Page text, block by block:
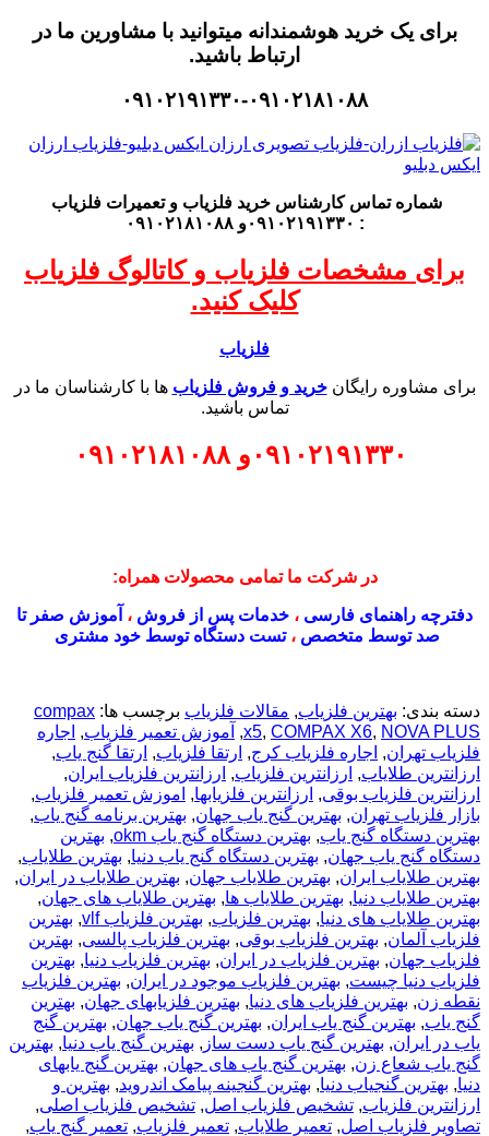
برای یک خرید هوشمندانه میتوانید با مشاورین ما در
ارتباط باشید.
۰۹۱۰۲۱۹۱۳۳۰-۰۹۱۰۲۱۸۱۰۸۸
شماره تماس کارشناس خرید فلزیاب و تعمیرات فلزیاب
: ۰۹۱۰۲۱۹۱۳۳۰و ۰۹۱۰۲۱۸۱۰۸۸
برای مشخصات فلزیاب و کاتالوگ فلزیاب
کلیک کنید.
فلزیاب
برای مشاوره رایگانخرید و فروش فلزیاب ها با کارشناسان ما در
تماس باشید.
۰۹۱۰۲۱۹۱۳۳۰ و ۰۹۱۰۲۱۸۱۰۸۸
در شرکت ما تمامی محصولات همراه:
دفترچه راهنمای فارسی ، خدمات پس از فروش ، آموزش صفر تا
صد توسط متخصص ،تست دستگاه توسط خود مشتری
دسته بندی: بهترین فلزیاب, مقالات فلزیاب برچسب ها: compax
x5, COMPAX X6, NOVA PLUS
, آموزش تعمیر فلزیاب, اجاره
فلزیاب تهران, اجاره فلزیاب کرج, ارتقا فلزیاب, ارتقا گنج یاب,
ارزانترین طلایاب, ارزانترین فلزیاب, ارزانترین فلزیاب ایران,
ارزانترین فلزیاب بوقی, ارزانترین فلزیابها, اموزش تعمیر فلزیاب,
بازار فلزیاب تهران, بهترين گنج ياب جهان, بهترین برنامه گنج یاب,
بهترین دستگاه گنج یاب, بهترین دستگاه گنج یاب okm , بهترین
دستگاه گنج یاب جهان, بهترین دستگاه گنج یاب دنیا, بهترین طلایاب,
بهترین طلایاب ایران, بهترین طلایاب جهان, بهترین طلایاب در ایران,
بهترین طلایاب دنیا, بهترین طلایاب ها, بهترین طلایاب های جهان,
بهترین طلایاب های دنیا, بهترین فلزیاب, بهترین فلزیاب vlf , بهترین
فلزیاب آلمان, بهترین فلزیاب بوقی, بهترین فلزیاب پالسی, بهترین
فلزیاب جهان, بهترین فلزیاب در ایران, بهترین فلزیاب دنیا, بهترین
فلزیاب دنیا چیست, بهترین فلزیاب موجود در ایران, بهترین فلزیاب
نقطه زن, بهترین فلزیاب های دنیا, بهترین فلزیابهای جهان, بهترین
گنج یاب, بهترین گنج یاب ایران, بهترین گنج یاب جهان, بهترین گنج
یاب در ایران, بهترین گنج یاب دست ساز , بهترین گنج یاب دنیا, بهترین
گنج یاب شعاع زن, بهترین گنج یاب های جهان, بهترین گنج یابهای
دنیا, بهترین گنجیاب دنیا, بهترین گنجینه پیامک اندروید, بهترین و
ارزانترین فلزیاب, تشخیص فلزیاب اصل, تشخیص فلزیاب اصلی,
تصاویر فلزیاب اصل, تعمیر طلایاب, تعمیر فلزیاب, تعمیر گنج یاب,